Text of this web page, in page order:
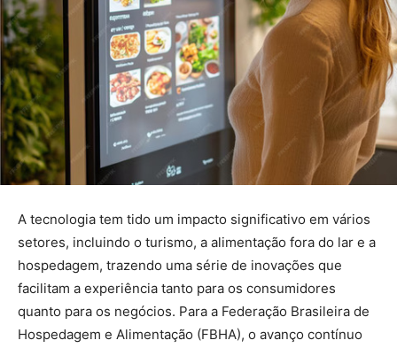
A tecnologia tem tido um impacto significativo em vários
setores, incluindo o turismo, a alimentação fora do lar e a
hospedagem, trazendo uma série de inovações que
facilitam a experiência tanto para os consumidores
quanto para os negócios. Para a Federação Brasileira de
Hospedagem e Alimentação (FBHA), o avanço contínuo